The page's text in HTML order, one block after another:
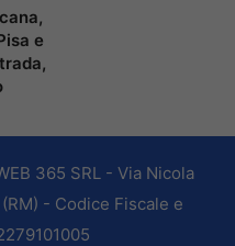
e
365 SRL - Via Nicola
- Codice Fiscale e